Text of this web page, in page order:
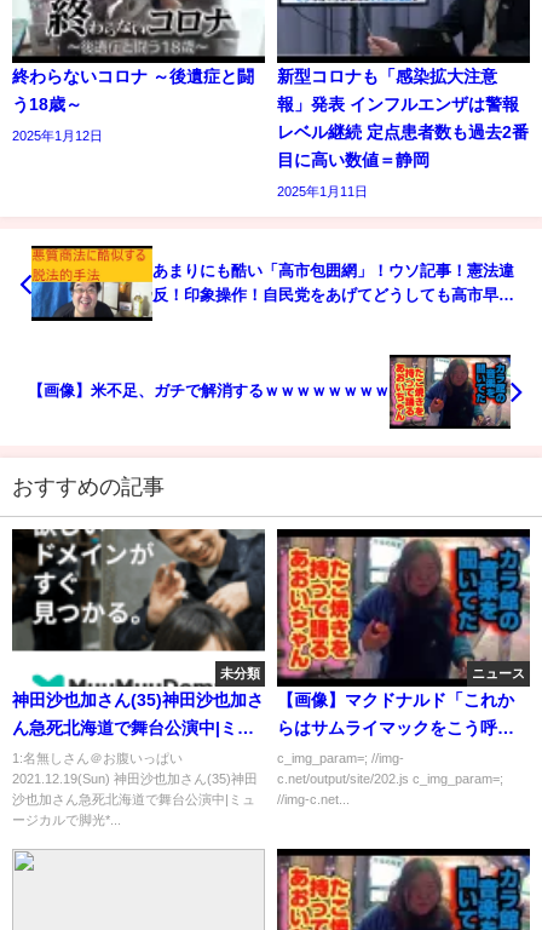
終わらないコロナ ～後遺症と闘
う18歳～
2025年1月12日
新型コロナも「感染拡大注意
報」発表 インフルエンザは警報
レベル継続 定点患者数も過去2番
目に高い数値＝静岡
2025年1月11日
あまりにも酷い「高市包囲網」！ウソ記事！憲法違
反！印象操作！自民党をあげてどうしても高市早苗
【画像】米不足、ガチで解消するｗｗｗｗｗｗｗｗ
おすすめの記事
未分類
神田沙也加さん(35)神田沙也加さ
ん急死北海道で舞台公演中|ミュ
ージカルで脚光*アナ雪声優母は
松田聖子 www シューイチ 2021
年12月19日
1:名無しさん＠お腹いっぱい
2021.12.19(Sun) 神田沙也加さん(35)神田
沙也加さん急死北海道で舞台公演中|ミュ
ージカルで脚光*...
ニュース
【画像】マクドナルド「これか
らはサムライマックをこう呼ん
でもいいですよ」
c_img_param=; //img-
c.net/output/site/202.js c_img_param=;
//img-c.net...